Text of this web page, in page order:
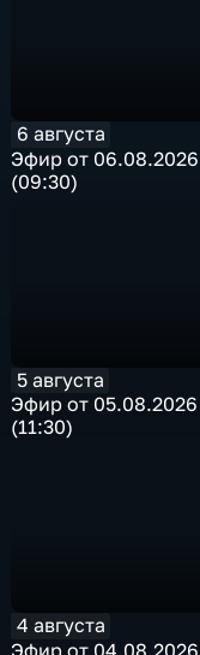
6 августа
Эфир от 06.08.2026
(09:30)
5 августа
Эфир от 05.08.2026
(11:30)
4 августа
Эфир от 04.08.2026